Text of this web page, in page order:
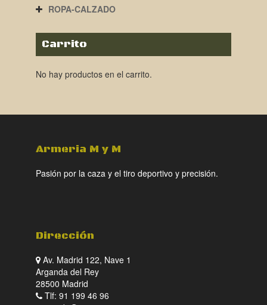
ROPA-CALZADO
Carrito
No hay productos en el carrito.
Armeria M y M
Pasión por la caza y el tiro deportivo y precisión.
Dirección
Av. Madrid 122, Nave 1
Arganda del Rey
28500 Madrid
Tlf: 91 199 46 96